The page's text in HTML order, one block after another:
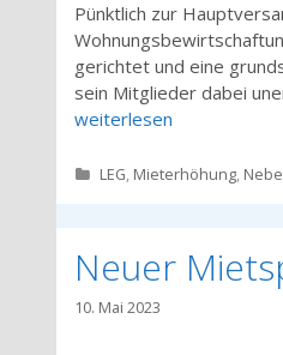
Pünktlich zur
gerichtet und eine
sein Mitglieder dabei
weiterlesen
Kategorien
LEG, Mieterhöhung,
Neuer
10. Mai 2023